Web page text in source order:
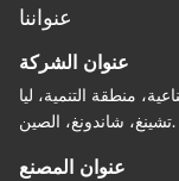
عنواننا
عنوان الشركة
منطقة التنمية، ليا
تشينغ، شاندونغ، الصين.
عنوان المصنع